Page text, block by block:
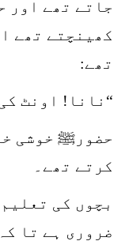
جاتے تھے اور
کھینچتے تھے
تھے:
“نانا! اونٹ
حضورﷺ خوشی
کرتے تھے۔
بچوں کی
ضروری ہے تا